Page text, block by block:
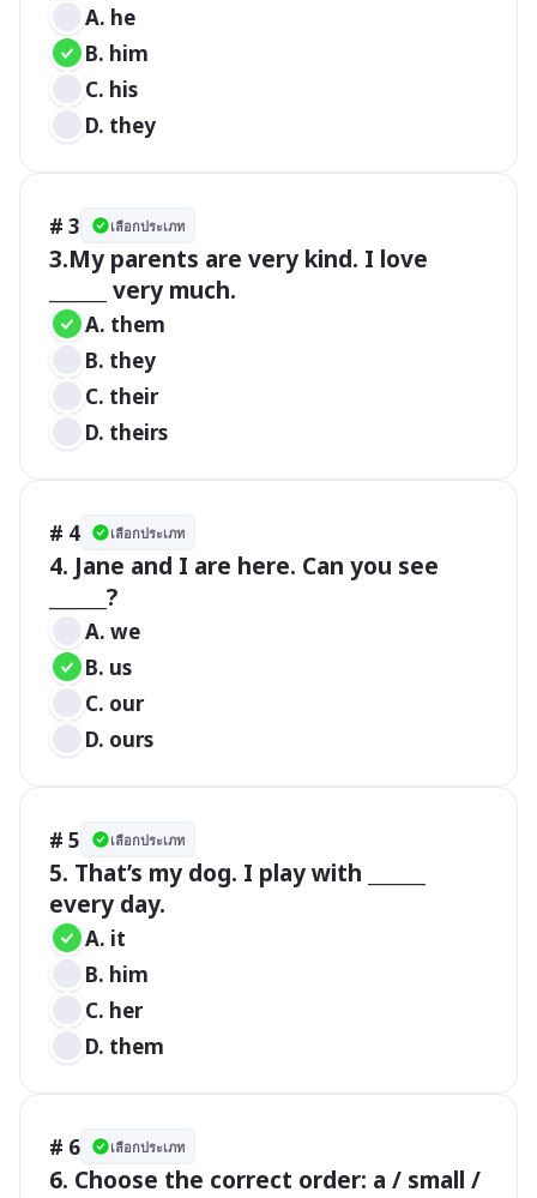
A. he
B. him
C. his
D. they
# 3 เลือกประเภท
3.My parents are very kind. I love
______ very much.
A. them
B. they
C. their
D. theirs
# 4 เลือกประเภท
4. Jane and I are here. Can you see
______?
A. we
B. us
C. our
D. ours
# 5 เลือกประเภท
5. That’s my dog. I play with ______
every day.
A. it
B. him
C. her
D. them
# 6 เลือกประเภท
6. Choose the correct order: a / small /